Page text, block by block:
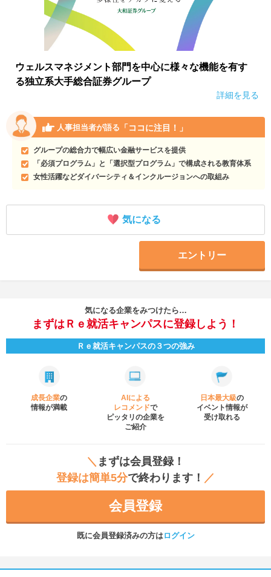
ウェルスマネジメント部門を中心に様々な機能を有す
る独立系大手総合証券グループ
詳細を見る
人事担当者が語る 「ココに注目！」
グループの総合力で幅広い金融サービスを提供
「必須プログラム」と「選択型プログラム」で構成される教育体系
女性活躍などダイバーシティ＆インクルージョンへの取組み
気になる
エントリー
気になる企業をみつけたら…
まずはＲｅ就活キャンパスに登録しよう！
Ｒｅ就活キャンパスの３つの強み
成長企業の
情報が満載
AIによる
レコメンドで
ピッタリの企業を
ご紹介
日本最大級の
イベント情報が
受け取れる
＼ まずは会員登録！
登録は簡単5分で終わります！ ／
会員登録
既に会員登録済みの方はログイン